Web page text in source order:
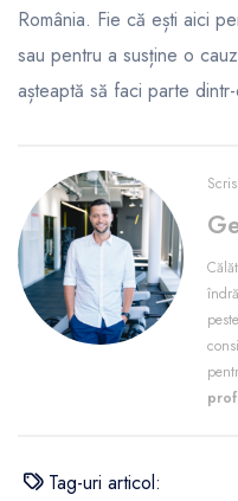
România. Fie că ești aici
sau pentru a susține o
așteaptă să faci parte
Tag-uri articol: